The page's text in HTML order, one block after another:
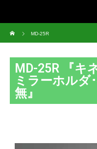
MD-25R
MD-25R 『キ
ミラーホルダ
無』